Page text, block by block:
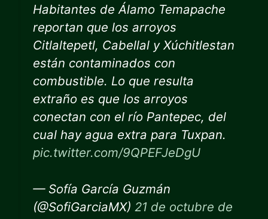
Habitantes de Álamo Temapache
reportan que los arroyos
Citlaltepetl, Cabellal y Xúchitlestan
están contaminados con
combustible. Lo que resulta
extraño es que los arroyos
conectan con el río Pantepec, del
cual hay agua extra para Tuxpan.
pic.twitter.com/9QPEFJeDgU
— Sofía García Guzmán
(@SofiGarciaMX) 21 de octubre de